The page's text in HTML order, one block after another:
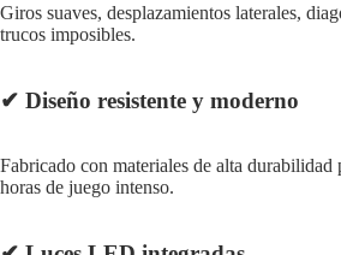
Giros suaves, desplazamientos laterales,
trucos imposibles.
✔ Diseño resistente y moderno
Fabricado con materiales de alta durabilidad
horas de juego intenso.